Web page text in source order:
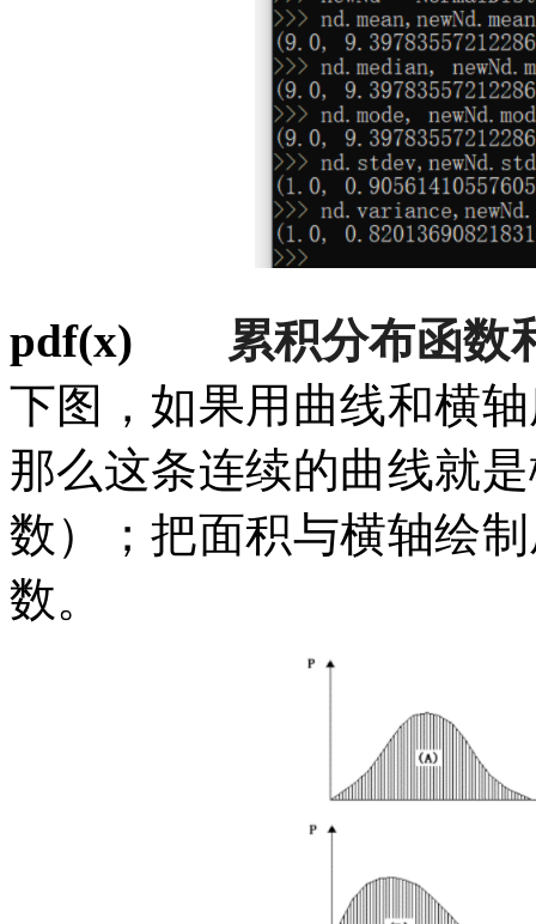
pdf(x) 累积分布函数
下图，如果用曲线和横
那么这条连续的曲线就
数）；把面积与横轴绘
数。